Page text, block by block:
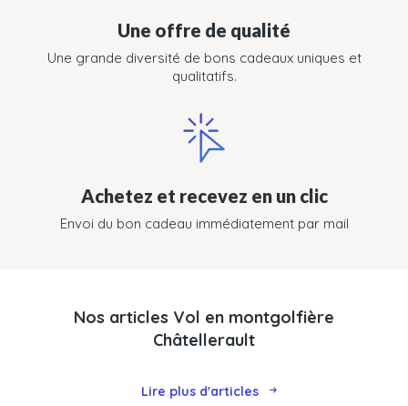
Une offre de qualité
Une grande diversité de bons cadeaux uniques et
qualitatifs.
Achetez et recevez en un clic
Envoi du bon cadeau immédiatement par mail
Nos articles Vol en montgolfière
Châtellerault
Lire plus d'articles